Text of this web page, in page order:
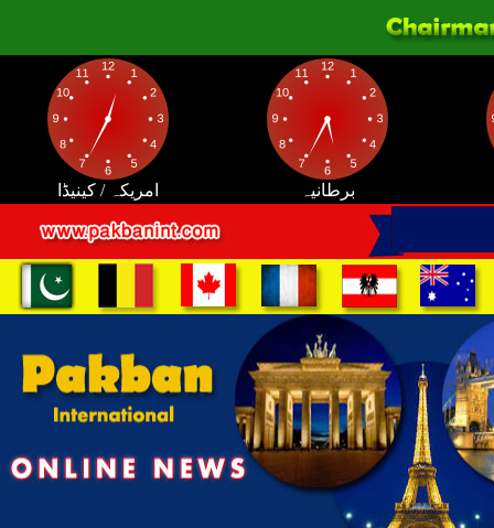
امریکہ / کینیڈا برطانیہ